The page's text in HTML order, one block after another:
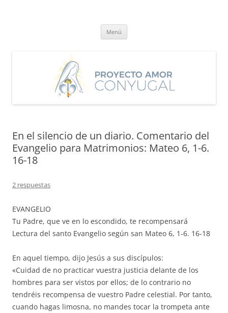
Menú
En el silencio de un diario. Comentario del
Evangelio para Matrimonios: Mateo 6, 1-6.
16-18
2 respuestas
EVANGELIO
Tu Padre, que ve en lo escondido, te recompensará
Lectura del santo Evangelio según san Mateo 6, 1-6. 16-18
En aquel tiempo, dijo Jesús a sus discípulos:
«Cuidad de no practicar vuestra justicia delante de los
hombres para ser vistos por ellos; de lo contrario no
tendréis recompensa de vuestro Padre celestial. Por tanto,
cuando hagas limosna, no mandes tocar la trompeta ante